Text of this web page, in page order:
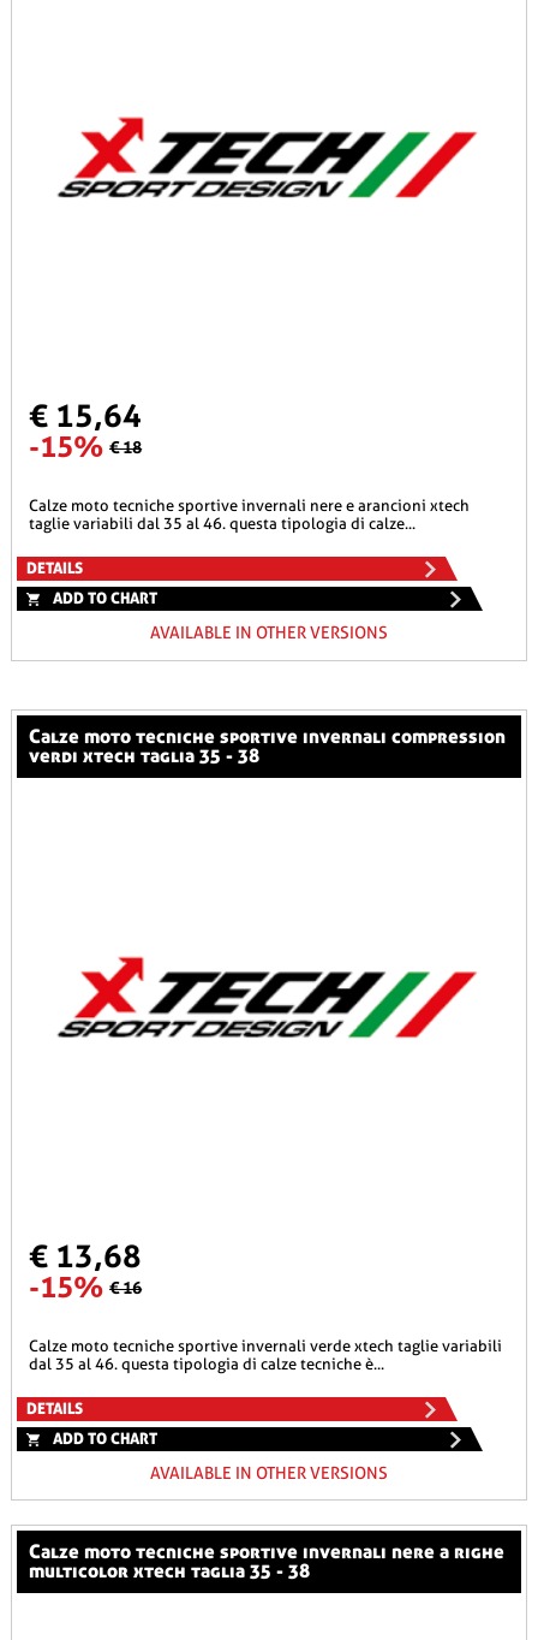
€ 15,64
-15% € 18
calze moto tecniche sportive invernali nere e arancioni xtech
taglie variabili dal 35 al 46. questa tipologia di calze...
DETAILS
ADD TO CHART
AVAILABLE IN OTHER VERSIONS
calze moto tecniche sportive invernali compression
verdi xtech taglia 35 - 38
€ 13,68
-15% € 16
calze moto tecniche sportive invernali verde xtech taglie variabili
dal 35 al 46. questa tipologia di calze tecniche è...
DETAILS
ADD TO CHART
AVAILABLE IN OTHER VERSIONS
calze moto tecniche sportive invernali nere a righe
multicolor xtech taglia 35 - 38